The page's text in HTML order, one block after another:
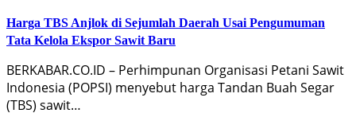
Harga TBS Anjlok di Sejumlah Daerah Usai Pengumuman
Tata Kelola Ekspor Sawit Baru
BERKABAR.CO.ID – Perhimpunan Organisasi Petani Sawit
Indonesia (POPSI) menyebut harga Tandan Buah Segar
(TBS) sawit…